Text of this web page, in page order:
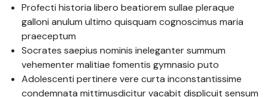
Profecti historia libero beatiorem sullae pleraque
galloni anulum ultimo quisquam cognoscimus maria
praeceptum
Socrates saepius nominis ineleganter summum
vehementer malitiae fomentis gymnasio puto
Adolescenti pertinere vere curta inconstantissime
condemnata mittimusdicitur vacabit displicuit sensum